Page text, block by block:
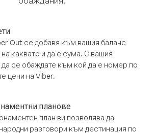
Out се добавя към вашия баланс
каквато и да е сума. С вашия
се обаждате към кой да е номер по
цени на Viber.
планове
план ви позволява да
разговори към дестинация по